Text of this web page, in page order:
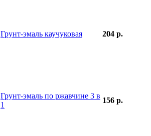
Грунт-эмаль каучуковая 204 р.
Грунт-эмаль по ржавчине 3 в
1
156 р.